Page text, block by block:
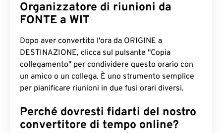
Organizzatore di riunioni da
FONTE a WIT
Dopo aver convertito l'ora da ORIGINE a
DESTINAZIONE, clicca sul pulsante "Copia
collegamento" per condividere questo orario con
un amico o un collega. È uno strumento semplice
per pianificare riunioni in due fusi orari diversi.
Perché dovresti fidarti del nostro
convertitore di tempo online?